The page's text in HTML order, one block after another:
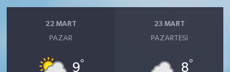
22 MART
PAZAR
9°
23 MART
PAZARTESI
8°